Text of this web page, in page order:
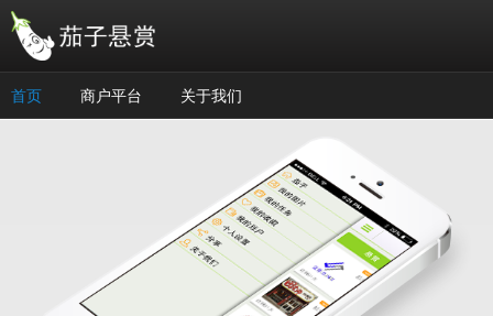
跳转到主要内容
首页 商户平台 关于我们